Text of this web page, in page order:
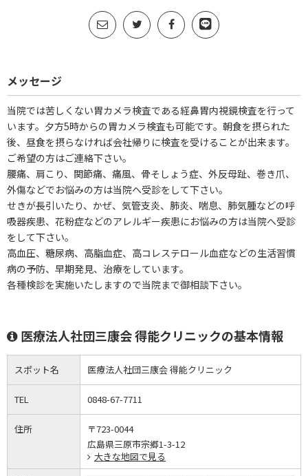
メッセージ
当院では苦しくない胃カメラ検査である経鼻胃内視鏡検査を行って
います。夕方5時からの胃カメラ検査も可能です。朝食を摂られた
後、昼食を摂らなければ会社帰りに検査を受けることが出来ます。
ご希望の方はご連絡下さい。
腰痛、肩こり、関節痛、痛風、骨そしょう症、外反母趾、巻き爪、
外傷などでお悩みの方は当院へ受診をして下さい。
せきが長引いたり、かぜ、気管支炎、肺炎、喘息、肺気腫などの呼
吸器疾患、花粉症などのアレルギー疾患にお悩みの方は当院へ受診
をして下さい。
高血圧、糖尿病、高脂血症、高コレステロール血症などの生活習慣
病の予防、早期発見、治療をしています。
各種検診を実施いたしますので当院まで御相談下さい。
医療法人社団三康会 得能クリニックの基本情報
スポット名 医療法人社団三康会 得能クリニック
TEL 0848-67-7711
住所
〒723-0044
広島県三原市宗郷1-3-12
大きな地図で見る